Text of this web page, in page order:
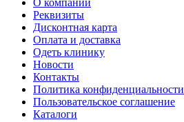
О компании
Реквизиты
Дисконтная карта
Оплата и доставка
Одеть клинику
Новости
Контакты
Политика конфиденциальности
Пользовательское соглашение
Каталоги